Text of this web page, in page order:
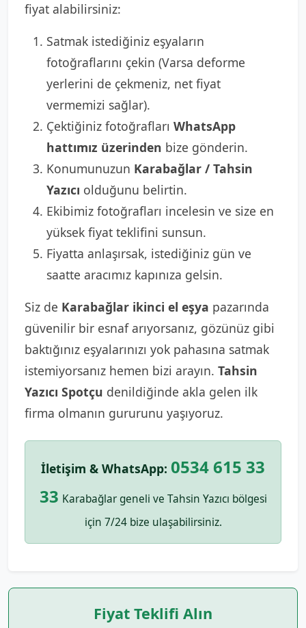
fiyat alabilirsiniz:
Satmak istediğiniz eşyaların
fotoğraflarını çekin (Varsa deforme
yerlerini de çekmeniz, net fiyat
vermemizi sağlar).
Çektiğiniz fotoğrafları WhatsApp
hattımız üzerinden bize gönderin.
Konumunuzun Karabağlar / Tahsin
Yazıcı olduğunu belirtin.
Ekibimiz fotoğrafları incelesin ve size en
yüksek fiyat teklifini sunsun.
Fiyatta anlaşırsak, istediğiniz gün ve
saatte aracımız kapınıza gelsin.
Siz de Karabağlar ikinci el eşya pazarında
güvenilir bir esnaf arıyorsanız, gözünüz gibi
baktığınız eşyalarınızı yok pahasına satmak
istemiyorsanız hemen bizi arayın. Tahsin
Yazıcı Spotçu denildiğinde akla gelen ilk
firma olmanın gururunu yaşıyoruz.
İletişim & WhatsApp: 0534 615 33
33 Karabağlar geneli ve Tahsin Yazıcı bölgesi
için 7/24 bize ulaşabilirsiniz.
Fiyat Teklifi Alın